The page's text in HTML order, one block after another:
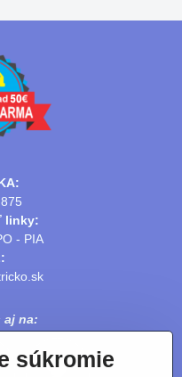
linky:
- PIA
aj na:
súkromie